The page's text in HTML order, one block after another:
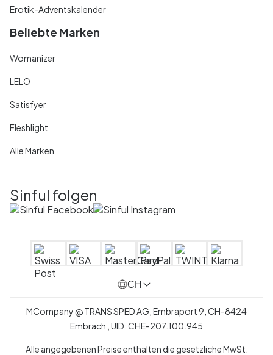
Erotik-Adventskalender
Beliebte Marken
Womanizer
LELO
Satisfyer
Fleshlight
Alle Marken
Sinful folgen
CH
MCompany@TRANS SPED AG, Embraport 9 CH-8424
Embrach , UID:CHE-207.100.945
Alle angegebenen Preise enthalten die gesetzliche MwSt.